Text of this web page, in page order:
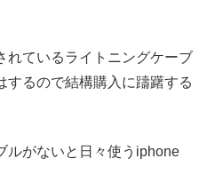
れているライトニングケーブ
するので結構購入に躊躇する
ルがないと日々使うiphone